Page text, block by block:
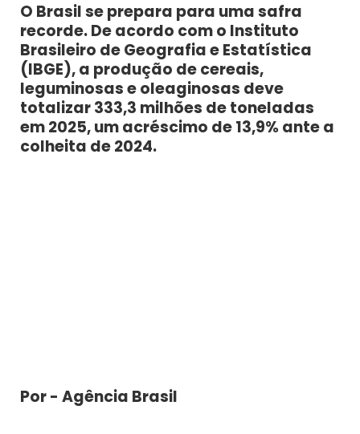
O Brasil se prepara para uma safra
recorde. De acordo com o Instituto
Brasileiro de Geografia e Estatística
(IBGE), a produção de cereais,
leguminosas e oleaginosas deve
totalizar 333,3 milhões de toneladas
em 2025, um acréscimo de 13,9% ante a
colheita de 2024.
Por - Agência Brasil